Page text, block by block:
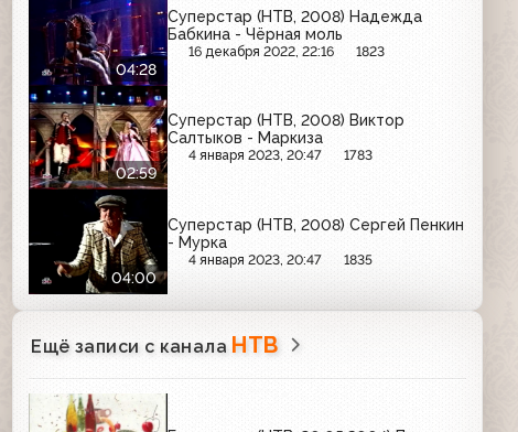
04:28
Суперстар (НТВ, 2008) Надежда
Бабкина - Чёрная моль
16 декабря 2022, 22:16 1823
02:59
Суперстар (НТВ, 2008) Виктор
Салтыков - Маркиза
4 января 2023, 20:47 1783
04:00
Суперстар (НТВ, 2008) Сергей Пенкин
- Мурка
4 января 2023, 20:47 1835
Ещё записи с канала НТВ